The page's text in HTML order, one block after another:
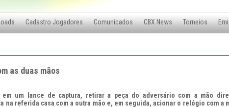
Cadastro Jogadores Comunicados CBX News Torneios
as duas mãos
um lance de captura, retirar a peça do adversário com a mão
na referida casa com a outra mão e, em seguida, acionar o relógio com a